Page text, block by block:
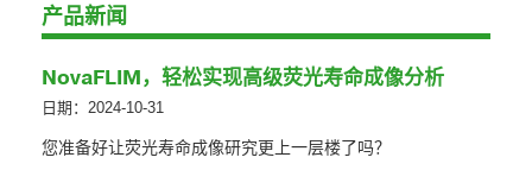
应用领域
会议活动
新闻资讯
产品新闻
NovaFLIM，轻松实现高级荧光寿命成像分析
日期：2024-10-31
您准备好让荧光寿命成像研究更上一层楼了吗？